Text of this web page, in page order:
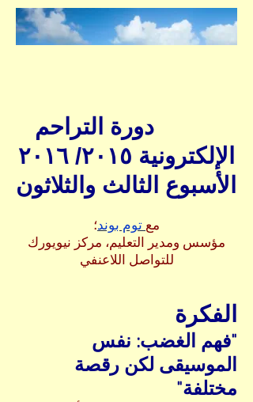
دورة التراحم
الإلكترونية ٢٠١٥/ ٢٠١٦
الأسبوع الثالث والثلاثون
مع توم بوند؛
مؤسس ومدير التعليم، مركز نيويورك
للتواصل اللاعنفي
الفكرة
"فهم الغضب: نفس
الموسيقى لكن رقصة
مختلفة"